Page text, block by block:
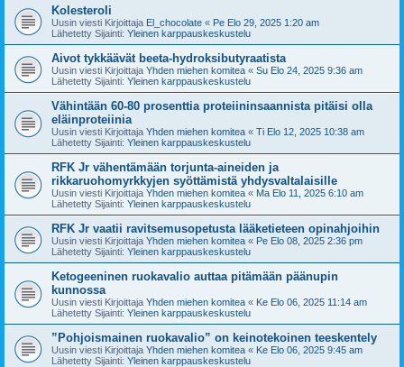
Kolesteroli
Uusin viesti Kirjoittaja El_chocolate « Pe Elo 29, 2025 1:20 am
Lähetetty Sijainti: Yleinen karppauskeskustelu
Aivot tykkäävät beeta-hydroksibutyraatista
Uusin viesti Kirjoittaja Yhden miehen komitea « Su Elo 24, 2025 9:36 am
Lähetetty Sijainti: Yleinen karppauskeskustelu
Vähintään 60-80 prosenttia proteiininsaannista pitäisi olla
eläinproteiinia
Uusin viesti Kirjoittaja Yhden miehen komitea « Ti Elo 12, 2025 10:38 am
Lähetetty Sijainti: Yleinen karppauskeskustelu
RFK Jr vähentämään torjunta-aineiden ja
rikkaruohomyrkkyjen syöttämistä yhdysvaltalaisille
Uusin viesti Kirjoittaja Yhden miehen komitea « Ma Elo 11, 2025 6:10 am
Lähetetty Sijainti: Yleinen karppauskeskustelu
RFK Jr vaatii ravitsemusopetusta lääketieteen opinahjoihin
Uusin viesti Kirjoittaja Yhden miehen komitea « Pe Elo 08, 2025 2:36 pm
Lähetetty Sijainti: Yleinen karppauskeskustelu
Ketogeeninen ruokavalio auttaa pitämään päänupin
kunnossa
Uusin viesti Kirjoittaja Yhden miehen komitea « Ke Elo 06, 2025 11:14 am
Lähetetty Sijainti: Yleinen karppauskeskustelu
”Pohjoismainen ruokavalio” on keinotekoinen teeskentely
Uusin viesti Kirjoittaja Yhden miehen komitea « Ke Elo 06, 2025 9:45 am
Lähetetty Sijainti: Yleinen karppauskeskustelu